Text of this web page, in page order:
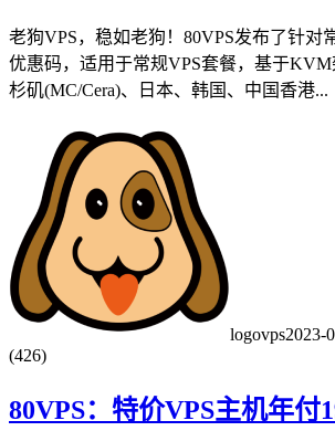
老狗VPS，稳如老狗！80VPS发布了针对
优惠码，适用于常规VPS套餐，基于
杉矶(MC/Cera)、日本、韩国、中国香港...
logovps2023-
(426)
80VPS：特价VPS主机年付